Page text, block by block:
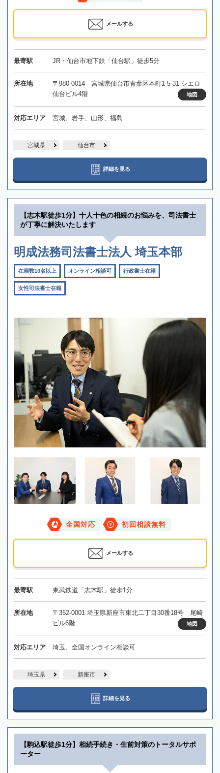
メールする
最寄駅 JR・仙台市地下鉄「仙台駅」徒歩5分
所在地
〒980-0014 宮城県仙台市青葉区本町1-5-31 シエロ
仙台ビル4階
地図
対応エリア 宮城、岩手、山形、福島
宮城県 仙台市
詳細を見る
【志木駅徒歩1分】十人十色の相続のお悩みを、司法書士
が丁寧に解決いたします
明成法務司法書士法人 埼玉本部
在籍数10名以上 オンライン相談可 行政書士在籍
女性司法書士在籍
全国対応 初回相談無料
メールする
最寄駅 東武鉄道「志木駅」徒歩1分
所在地
〒352-0001 埼玉県新座市東北二丁目30番18号 尾崎
ビル6階
地図
対応エリア 埼玉、全国オンライン相談可
埼玉県 新座市
詳細を見る
【駒込駅徒歩1分】相続手続き・生前対策のトータルサポ
ーター